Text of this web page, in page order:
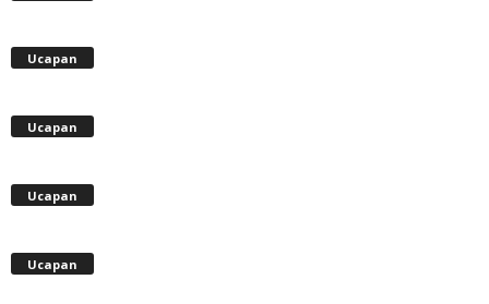
Ucapan
Ucapan
Ucapan
Ucapan